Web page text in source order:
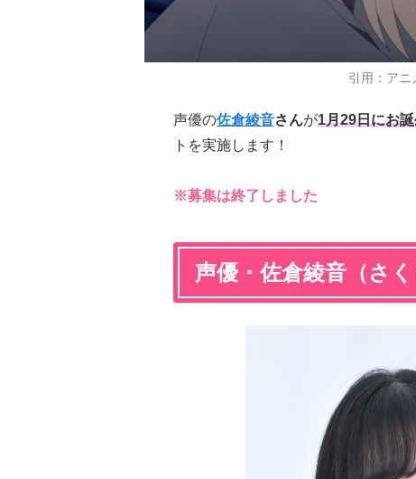
引用：アニ
声優の佐倉綾音さんが1月29日にお
トを実施します！
※募集は終了しました
声優・佐倉綾音（さ